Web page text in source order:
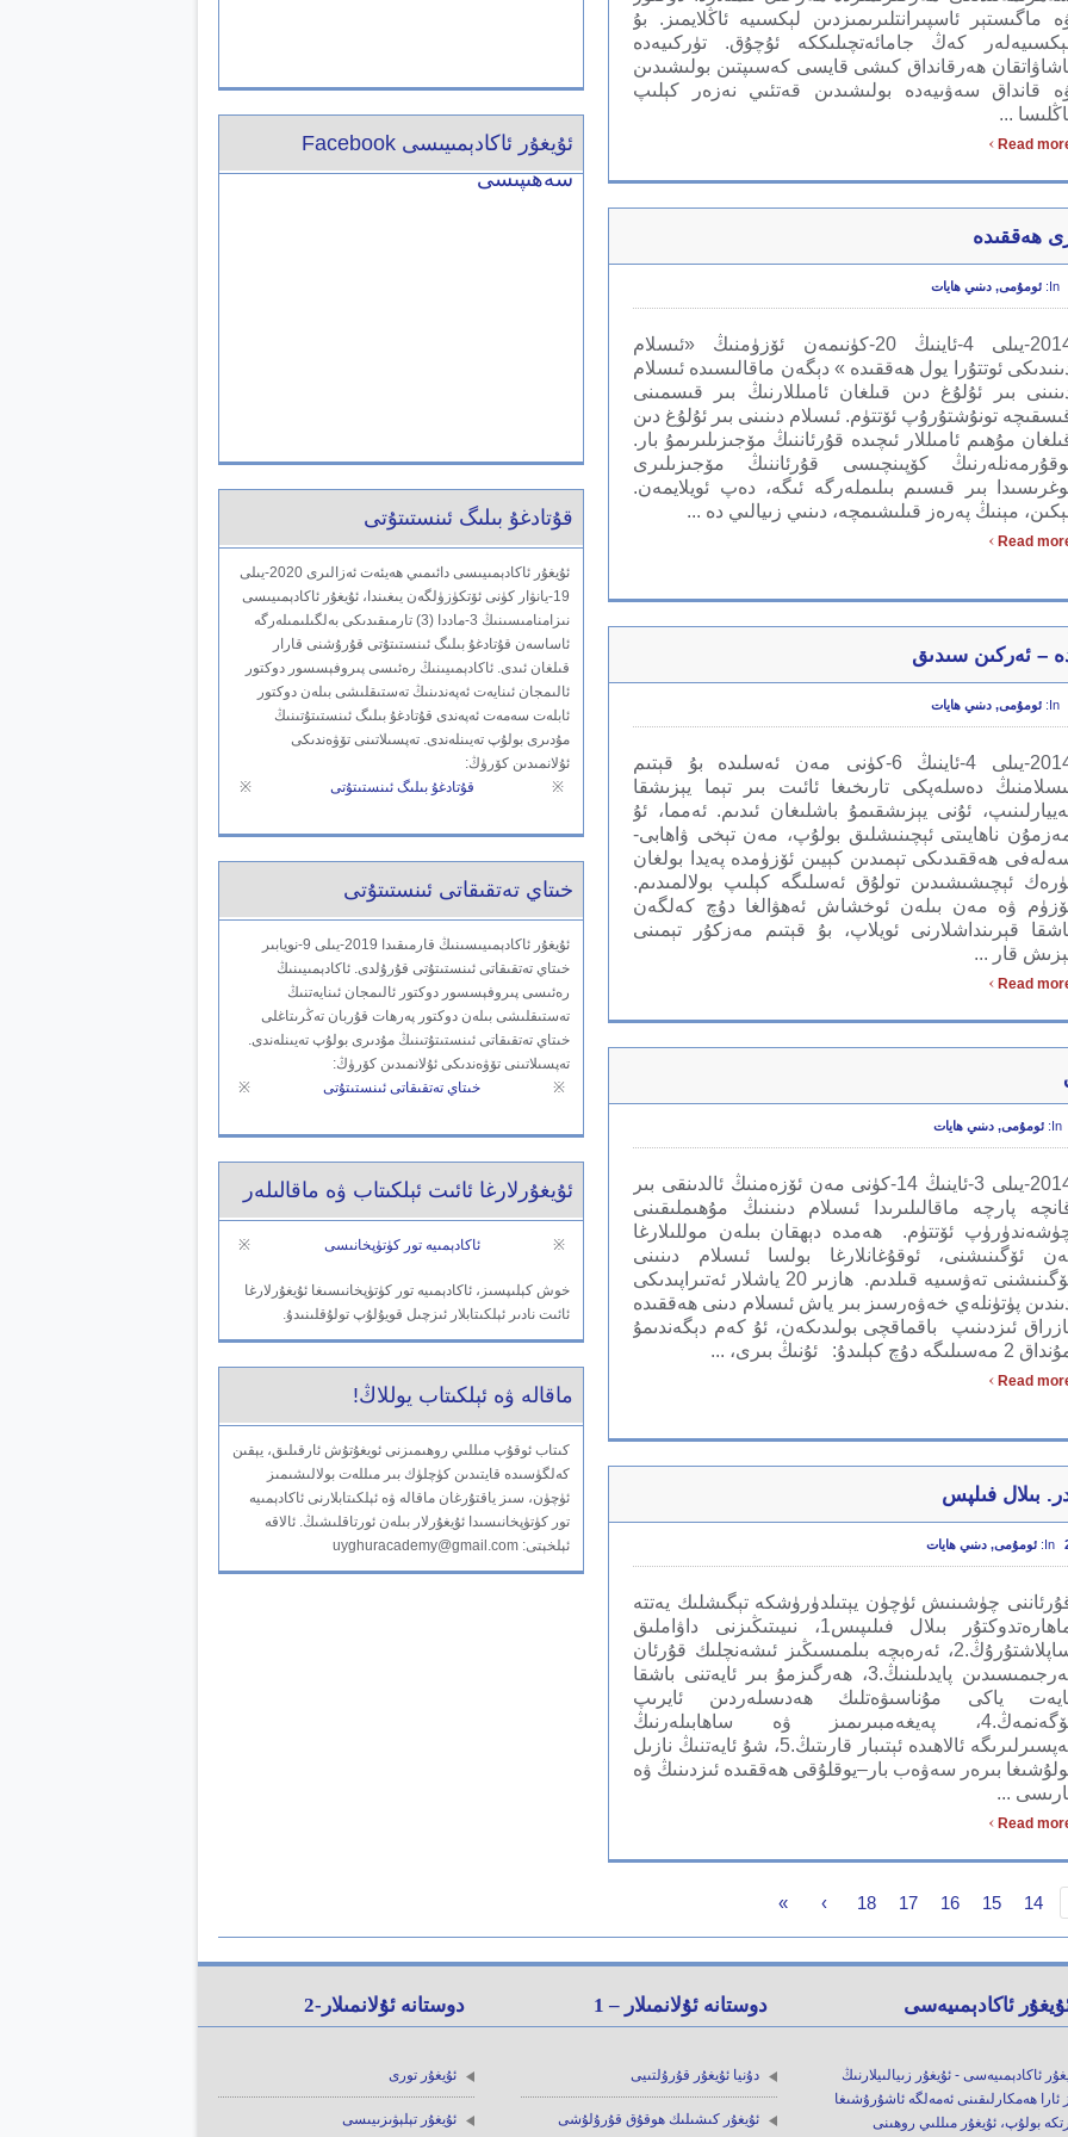
ماگىستېر ئاسپىرانتلىرىمىزدىن لېكسىيە ئاڭلايمىز. بۇ
كەڭ جامائەتچىلىككە ئۇچۇق. تۈركىيەدە
ھەرقانداق كىشى قايسى كەسىپتىن بولىشىدىن
قانداق سەۋىيەدە بولىشىدىن قەتئىي نەزەر كېلىپ
...
Read
›
ھەققىدە
In: ئومۇمى, دىنىي ھايات
2014-يىلى 4-ئاينىڭ 20-كۈنىمەن ئۆزۈمنىڭ «ئىسلام
ئوتتۇرا يول ھەققىدە » دېگەن ماقالىسىدە ئىسلام
بىر ئۇلۇغ دىن قىلغان ئامىللارنىڭ بىر قىسمىنى
تونۇشتۇرۇپ ئۆتتۈم. ئىسلام دىنىنى بىر ئۇلۇغ دىن
مۇھىم ئامىللار ئىچىدە قۇرئاننىڭ مۆجىزىلىرىمۇ بار.
كۆپىنچىسى قۇرئاننىڭ مۆجىزىلىرى
بىر قىسىم بىلىملەرگە ئىگە، دەپ ئويلايمەن.
مېنىڭ پەرەز قىلىشىمچە، دىنىي زىيالىي دە ...
Read
›
– ئەركىن سىدىق
In: ئومۇمى, دىنىي ھايات
2014-يىلى 4-ئاينىڭ 6-كۈنى مەن ئەسلىدە بۇ قېتىم
دەسلەپكى تارىخىغا ئائىت بىر تېما يېزىشقا
ئۇنى يېزىشقىمۇ باشلىغان ئىدىم. ئەمما، ئۇ
ناھايىتى ئېچىنىشلىق بولۇپ، مەن تېخى ۋاھابى-
ھەققىدىكى تېمىدىن كېيىن ئۆزۈمدە پەيدا بولغان
ئېچىشىشىدىن تولۇق ئەسلىگە كېلىپ بولالمىدىم.
ۋە مەن بىلەن ئوخشاش ئەھۋالغا دۇچ كەلگەن
قېرىنداشلارنى ئويلاپ، بۇ قېتىم مەزكۇر تېمىنى
قار ...
Read
›
In: ئومۇمى, دىنىي ھايات
2014-يىلى 3-ئاينىڭ 14-كۈنى مەن ئۆزەمنىڭ ئالدىنقى بىر
پارچە ماقالىلىرىدا ئىسلام دىنىنىڭ مۇھىملىقىنى
ئۆتتۈم. ھەمدە دېھقان بىلەن موللىلارغا
ئۆگىنىشنى، ئوقۇغانلارغا بولسا ئىسلام دىنىنى
ئۆگىنىشنى تەۋسىيە قىلدىم. ھازىر 20 ياشلار ئەتىراپىدىكى
پۈتۈنلەي خەۋەرسىز بىر ياش ئىسلام دىنى ھەققىدە
ئىزدىنىپ باقماقچى بولىدىكەن، ئۇ كەم دېگەندىمۇ
2 مەسىلىگە دۇچ كېلىدۇ: ئۇنىڭ بىرى، ...
Read
›
In: ئومۇمى, دىنىي ھايات
چۈشىنىش ئۈچۈن يېتىلدۈرۈشكە تېگىشلىك يەتتە
ماھارەتدوكتۇر بىلال فىلىپىس1، نىيىتىڭىزنى داۋاملىق
ساپلاشتۇرۇڭ.2، ئەرەبچە بىلمىسىڭىز ئىشەنچلىك قۇرئان
تەرجىمىسىدىن پايدىلىنىڭ.3، ھەرگىزمۇ بىر ئايەتنى باشقا
ياكى مۇناسىۋەتلىك ھەدىسلەردىن ئايرىپ
ئۆگەنمەڭ.4، پەيغەمبىرىمىز ۋە ساھابىلەرنىڭ
تەپسىرلىرىگە ئالاھىدە ئېتىبار قارىتىڭ.5، شۇ ئايەتنىڭ نازىل
بىرەر سەۋەب بار–يوقلۇقى ھەققىدە ئىزدىنىڭ ۋە
...
Read
›
14
15
16
17
18
›
»
ئۇيغۇر ئاكادېمىيىسى Facebook
سەھىپىسى
قۇتادغۇ بىلىگ ئىنستىتۇتى
ئۇيغۇر ئاكادېمىيىسى دائىمىي ھەيئەت ئەزالىرى 2020-يىلى
19-يانۋار كۈنى ئۆتكۈزۈلگەن يىغىندا، ئۇيغۇر ئاكادېمىيىسى
نىزامنامىسىنىڭ 3-ماددا (3) تارمىقىدىكى بەلگىلىمىلەرگە
ئاساسەن قۇتادغۇ بىلىگ ئىنستىتۇتى قۇرۇشنى قارار
قىلغان ئىدى. ئاكادېمىيىنىڭ رەئىسى پىروفېسسور دوكتور
ئالىمجان ئىنايەت ئەپەندىنىڭ تەستىقلىشى بىلەن دوكتور
ئابلەت سەمەت ئەپەندى قۇتادغۇ بىلىگ ئىنستىتۇتىنىڭ
مۇدىرى بولۇپ تەيىنلەندى. تەپسىلاتىنى تۆۋەندىكى
ئۇلانمىدىن كۆرۈڭ:
※
قۇتادغۇ بىلىگ ئىنستىتۇتى ※
خىتاي تەتقىقاتى ئىنستىتۇتى
ئۇيغۇر ئاكادېمىيىسىنىڭ قارمىقىدا 2019-يىلى 9-نويابىر
خىتاي تەتقىقاتى ئىنستىتۇتى قۇرۇلدى. ئاكادېمىيىنىڭ
رەئىسى پىروفېسسور دوكتور ئالىمجان ئىنايەتنىڭ
تەستىقلىشى بىلەن دوكتور پەرھات قۇربان تەڭرىتاغلى
خىتاي تەتقىقاتى ئىنستىتۇتىنىڭ مۇدىرى بولۇپ تەيىنلەندى.
تەپسىلاتىنى تۆۋەندىكى ئۇلانمىدىن كۆرۈڭ:
※
خىتاي تەتقىقاتى ئىنستىتۇتى ※
ئۇيغۇرلارغا ئائىت ئېلكىتاب ۋە ماقالىلەر
※ ئاكادېمىيە تور كۈتۈپخانىسى ※
خوش كېلىپسىز، ئاكادېمىيە تور كۈتۈپخانىسىغا ئۇيغۇرلارغا
ئائىت نادىر ئېلكىتابلار ئىزچىل قويۇلۇپ تولۇقلىنىدۇ.
ماقالە ۋە ئېلكىتاب يوللاڭ!
كىتاب ئوقۇپ مىللىي روھىمىزنى ئويغۇتۇش ئارقىلىق، يېقىن
كەلگۈسىدە قايتىدىن كۈچلۈك بىر مىللەت بولالىشىمىز
ئۈچۈن، سىز ياقتۇرغان ماقالە ۋە ئېلكىتابلارنى ئاكادېمىيە
تور كۈتۈپخانىسىدا ئۇيغۇرلار بىلەن ئورتاقلىشىڭ. ئالاقە
ئېلخېتى: uyghuracademy@gmail.com
ئاكادېمىيەسى
ئاكادېمىيەسى - ئۇيغۇر زىيالىيلارنىڭ
ئارا ھەمكارلىقىنى ئەمەلگە ئاشۇرۇشىغا
بولۇپ، ئۇيغۇر مىللىي روھىنى
دوستانە ئۇلانمىلار – 1
دۇنيا ئۇيغۇر قۇرۇلتىيى
ئۇيغۇر كىشىلىك ھوقۇق قۇرۇلۇشى
دوستانە ئۇلانمىلار-2
ئۇيغۇر تورى
ئۇيغۇر تېلېۋىزىيىسى